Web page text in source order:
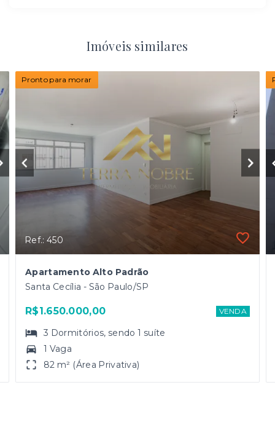
Imóveis similares
Pronto para morar
Ref.: 450
Apartamento Alto Padrão
Santa Cecília - São Paulo/SP
R$1.650.000,00 VENDA
3 Dormitórios, sendo1 suíte
1 Vaga
82 m² (Área Privativa)